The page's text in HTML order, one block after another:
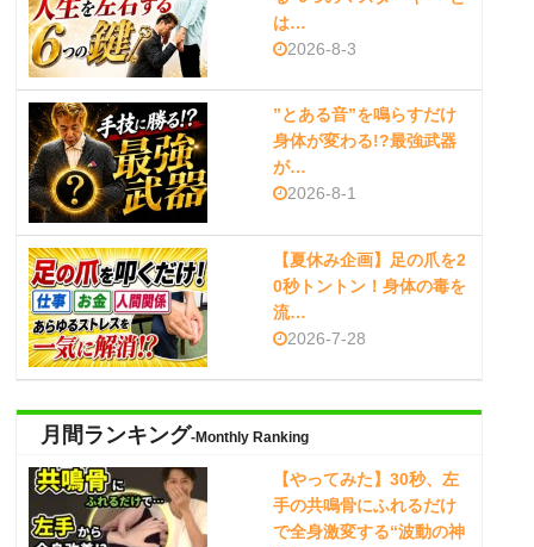
は…
2026-8-3
”とある音”を鳴らすだけ
身体が変わる!?最強武器
が…
2026-8-1
【夏休み企画】足の爪を2
0秒トントン！身体の毒を
流…
2026-7-28
月間ランキング-Monthly Ranking
【やってみた】30秒、左
手の共鳴骨にふれるだけ
で全身激変する“波動の神